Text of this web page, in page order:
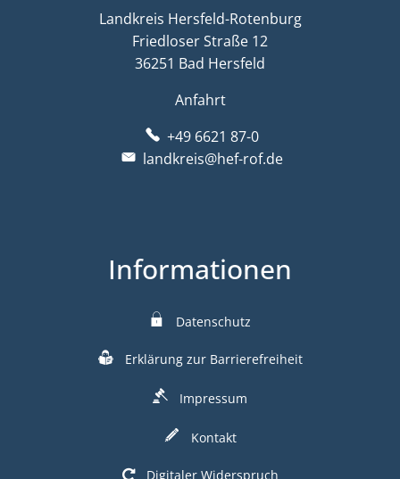
Landkreis Hersfeld-Rotenburg
Friedloser Straße 12
36251 Bad Hersfeld
Anfahrt
+49 6621 87-0
landkreis@hef-rof.de
Informationen
Datenschutz
Erklärung zur Barrierefreiheit
Impressum
Kontakt
Digitaler Widerspruch